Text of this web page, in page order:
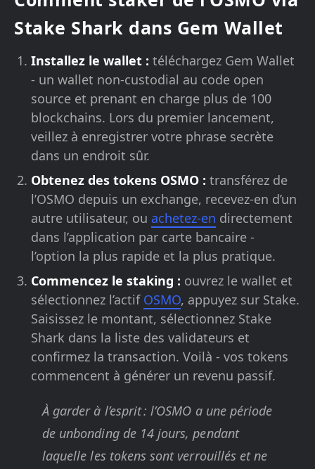
Stake Shark dans Gem Wallet
Installez le wallet : téléchargez Gem Wallet
- un wallet non-custodial au code open
source et prenant en charge plus de 100
blockchains. Lors du premier lancement,
veillez à enregistrer votre phrase secrète
dans un endroit sûr.
Obtenez des tokens OSMO : transférez de
l’OSMO depuis un exchange, recevez-en d’un
autre utilisateur, ou achetez-en directement
dans l’application par carte bancaire -
l’option la plus rapide et la plus pratique.
Commencez le staking : ouvrez le wallet et
sélectionnez l’actif OSMO, appuyez sur Stake.
Saisissez le montant, sélectionnez Stake
Shark dans la liste des validateurs et
confirmez la transaction. Voilà - vos tokens
commencent à générer un revenu passif.
À garder à l’esprit : l’OSMO a une période
de unbonding de 14 jours, pendant
laquelle les tokens sont verrouillés et ne